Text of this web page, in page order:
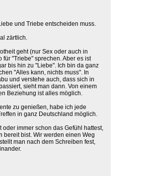
und Triebe entscheiden muss.
zärtlich.
geht (nur Sex oder auch in
"Triebe" sprechen. Aber es ist
bis hin zu "Liebe". Ich bin da ganz
"Alles kann, nichts muss". In
und verstehe auch, dass sich in
sieht man dann. Von einem
Beziehung ist alles möglich.
zu genießen, habe ich jede
in ganz Deutschland möglich.
immer schon das Gefühl hattest,
bereit bist. Wir werden einen Weg
man nach dem Schreiben fest,